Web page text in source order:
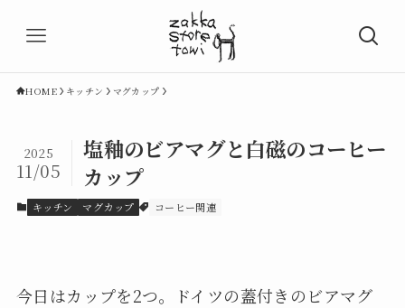
HOME キッチン マグカップ
塩釉のビアマグと白磁のコーヒー
カップ
2025
11/05
キッチン マグカップ コーヒー関連
今日はカップを2つ。ドイツの蓋付きのビアマグ